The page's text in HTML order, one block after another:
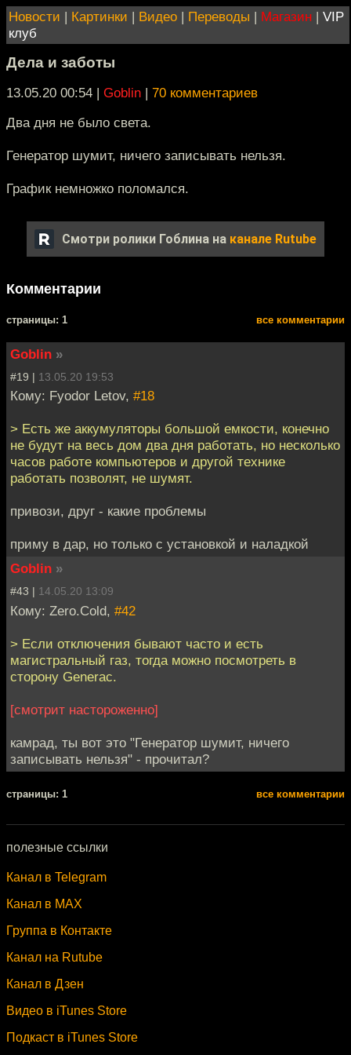
Новости | Картинки | Видео | Переводы | Магазин | VIP
клуб
Дела и заботы
13.05.20 00:54 | Goblin | 70 комментариев
Два дня не было света.
Генератор шумит, ничего записывать нельзя.
График немножко поломался.
Смотри ролики Гоблина на канале Rutube
Комментарии
cтраницы: 1 все комментарии
Goblin »
#19 | 13.05.20 19:53
Кому: Fyodor Letov, #18
> Есть же аккумуляторы большой емкости, конечно
не будут на весь дом два дня работать, но несколько
часов работе компьютеров и другой технике
работать позволят, не шумят.
привози, друг - какие проблемы
приму в дар, но только с установкой и наладкой
Goblin »
#43 | 14.05.20 13:09
Кому: Zero.Cold, #42
> Если отключения бывают часто и есть
магистральный газ, тогда можно посмотреть в
сторону Generac.
[смотрит настороженно]
камрад, ты вот это "Генератор шумит, ничего
записывать нельзя" - прочитал?
cтраницы: 1 все комментарии
полезные ссылки
Канал в Telegram
Канал в MAX
Группа в Контакте
Канал на Rutube
Канал в Дзен
Видео в iTunes Store
Подкаст в iTunes Store